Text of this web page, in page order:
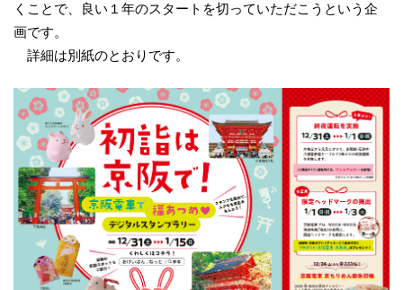
くことで、良い１年のスタートを切っていただこうという企
画です。
詳細は別紙のとおりです。